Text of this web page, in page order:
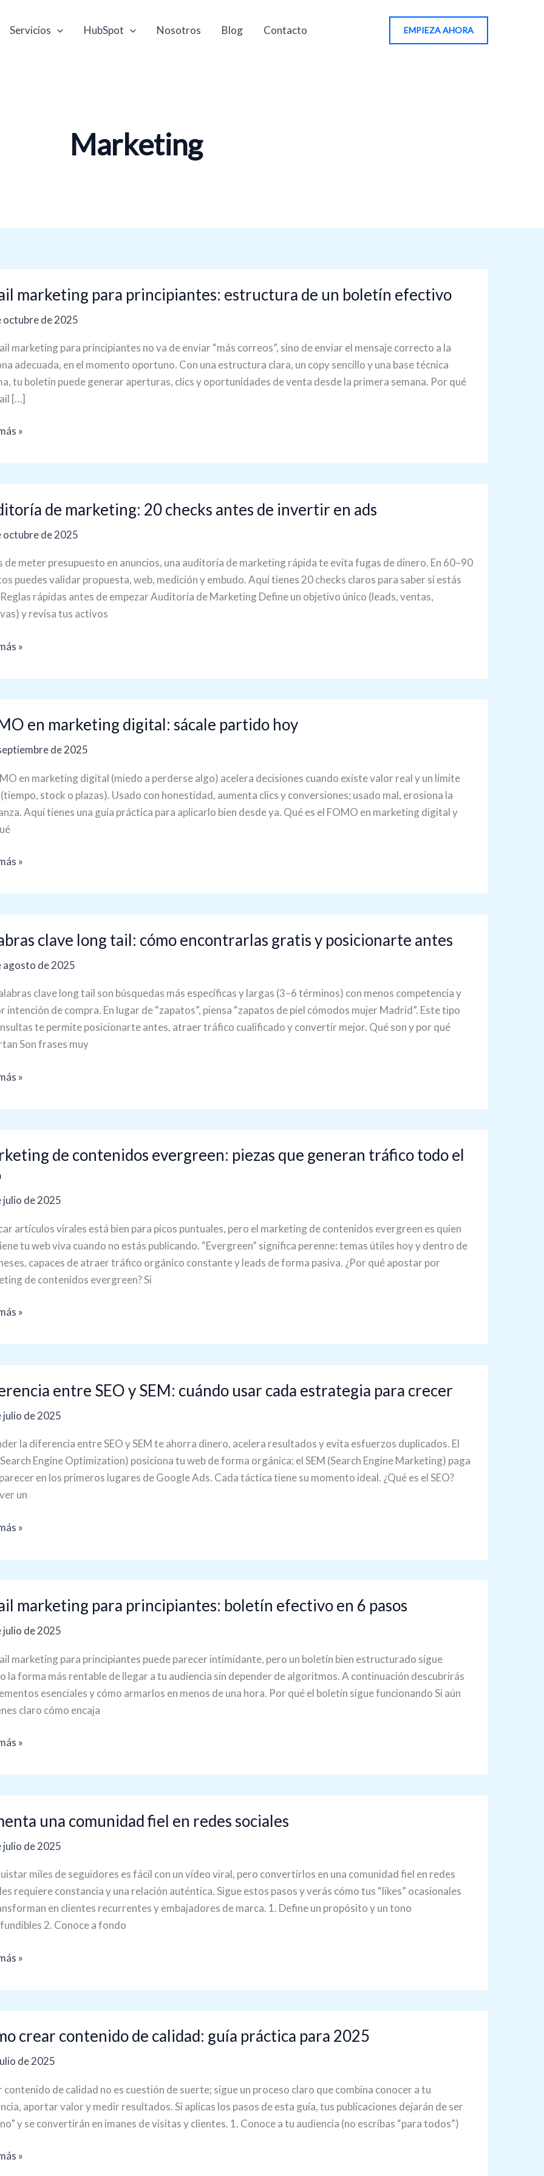
Servicios HubSpot Nosotros Blog Contacto EMPIEZA AHORA
Marketing
marketing para principiantes: estructura de un boletín efectivo
octubre de 2025
marketing para principiantes no va de enviar “más correos”, sino de enviar el mensaje correcto a la
adecuada, en el momento oportuno. Con una estructura clara, un copy sencillo y una base técnica
tu boletín puede generar aperturas, clics y oportunidades de venta desde la primera semana. Por qué
[…]
»
de marketing: 20 checks antes de invertir en ads
octubre de 2025
de meter presupuesto en anuncios, una auditoría de marketing rápida te evita fugas de dinero. En 60–90
puedes validar propuesta, web, medición y embudo. Aquí tienes 20 checks claros para saber si estás
rápidas antes de empezar Auditoría de Marketing Define un objetivo único (leads, ventas,
y revisa tus activos
»
en marketing digital: sácale partido hoy
de 2025
en marketing digital (miedo a perderse algo) acelera decisiones cuando existe valor real y un límite
stock o plazas). Usado con honestidad, aumenta clics y conversiones; usado mal, erosiona la
Aquí tienes una guía práctica para aplicarlo bien desde ya. Qué es el FOMO en marketing digital y
»
clave long tail: cómo encontrarlas gratis y posicionarte antes
agosto de 2025
clave long tail son búsquedas más específicas y largas (3–6 términos) con menos competencia y
intención de compra. En lugar de “zapatos”, piensa “zapatos de piel cómodos mujer Madrid”. Este tipo
te permite posicionarte antes, atraer tráfico cualificado y convertir mejor. Qué son y por qué
Son frases muy
»
de contenidos evergreen: piezas que generan tráfico todo el
julio de 2025
artículos virales está bien para picos puntuales, pero el marketing de contenidos evergreen es quien
tu web viva cuando no estás publicando. “Evergreen” significa perenne: temas útiles hoy y dentro de
capaces de atraer tráfico orgánico constante y leads de forma pasiva. ¿Por qué apostar por
de contenidos evergreen? Si
»
entre SEO y SEM: cuándo usar cada estrategia para crecer
julio de 2025
la diferencia entre SEO y SEM te ahorra dinero, acelera resultados y evita esfuerzos duplicados. El
Engine Optimization) posiciona tu web de forma orgánica; el SEM (Search Engine Marketing) paga
en los primeros lugares de Google Ads. Cada táctica tiene su momento ideal. ¿Qué es el SEO?
un
»
marketing para principiantes: boletín efectivo en 6 pasos
julio de 2025
marketing para principiantes puede parecer intimidante, pero un boletín bien estructurado sigue
la forma más rentable de llegar a tu audiencia sin depender de algoritmos. A continuación descubrirás
esenciales y cómo armarlos en menos de una hora. Por qué el boletín sigue funcionando Si aún
claro cómo encaja
»
una comunidad fiel en redes sociales
julio de 2025
miles de seguidores es fácil con un vídeo viral, pero convertirlos en una comunidad fiel en redes
requiere constancia y una relación auténtica. Sigue estos pasos y verás cómo tus “likes” ocasionales
en clientes recurrentes y embajadores de marca. 1. Define un propósito y un tono
2. Conoce a fondo
»
crear contenido de calidad: guía práctica para 2025
de 2025
contenido de calidad no es cuestión de suerte; sigue un proceso claro que combina conocer a tu
aportar valor y medir resultados. Si aplicas los pasos de esta guía, tus publicaciones dejarán de ser
y se convertirán en imanes de visitas y clientes. 1. Conoce a tu audiencia (no escribas “para todos”)
»